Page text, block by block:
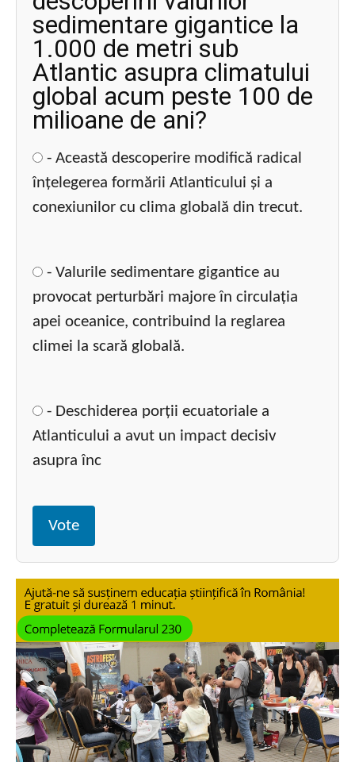
sedimentare gigantice la
1.000 de metri sub
Atlantic asupra climatului
global acum peste 100 de
milioane de ani?
- Această descoperire modifică radical
înțelegerea formării Atlanticului și a
conexiunilor cu clima globală din trecut.
- Valurile sedimentare gigantice au
provocat perturbări majore în circulația
apei oceanice, contribuind la reglarea
climei la scară globală.
- Deschiderea porții ecuatoriale a
Atlanticului a avut un impact decisiv
asupra înc
Vote